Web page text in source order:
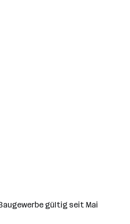
gültig seit Mai